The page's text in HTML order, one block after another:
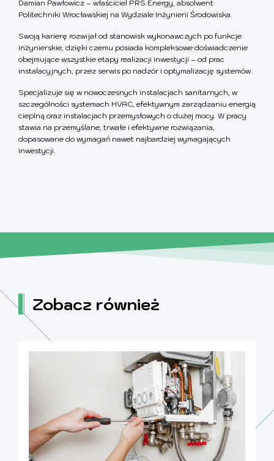
Damian Pawłowicz – właściciel PRS Energy, absolwent
Politechniki Wrocławskiej na Wydziale Inżynierii Środowiska.
Swoją karierę rozwijał od stanowisk wykonawczych po funkcje
inżynierskie, dzięki czemu posiada kompleksowe doświadczenie
obejmujące wszystkie etapy realizacji inwestycji – od prac
instalacyjnych, przez serwis po nadzór i optymalizację systemów.
Specjalizuje się w nowoczesnych instalacjach sanitarnych, w
szczególności systemach HVAC, efektywnym zarządzaniu energią
cieplną oraz instalacjach przemysłowych o dużej mocy. W pracy
stawia na przemyślane, trwałe i efektywne rozwiązania,
dopasowane do wymagań nawet najbardziej wymagających
inwestycji.
Zobacz również